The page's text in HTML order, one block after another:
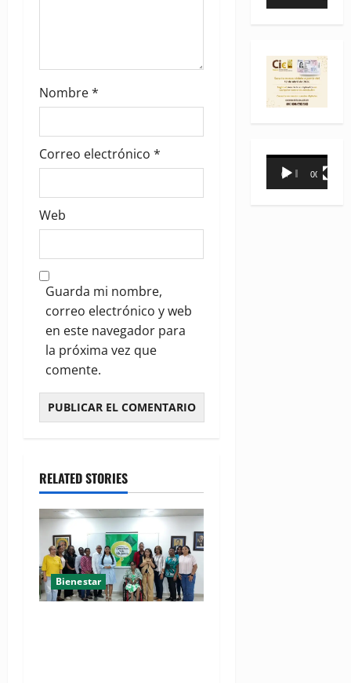
Nombre*
Correo electrónico *
Web
Guarda mi nombre,
correo electrónico y web
en este navegador para
la próxima vez que
comente.
RELATED STORIES
Bienestar
Reproductor
00:00 00:31